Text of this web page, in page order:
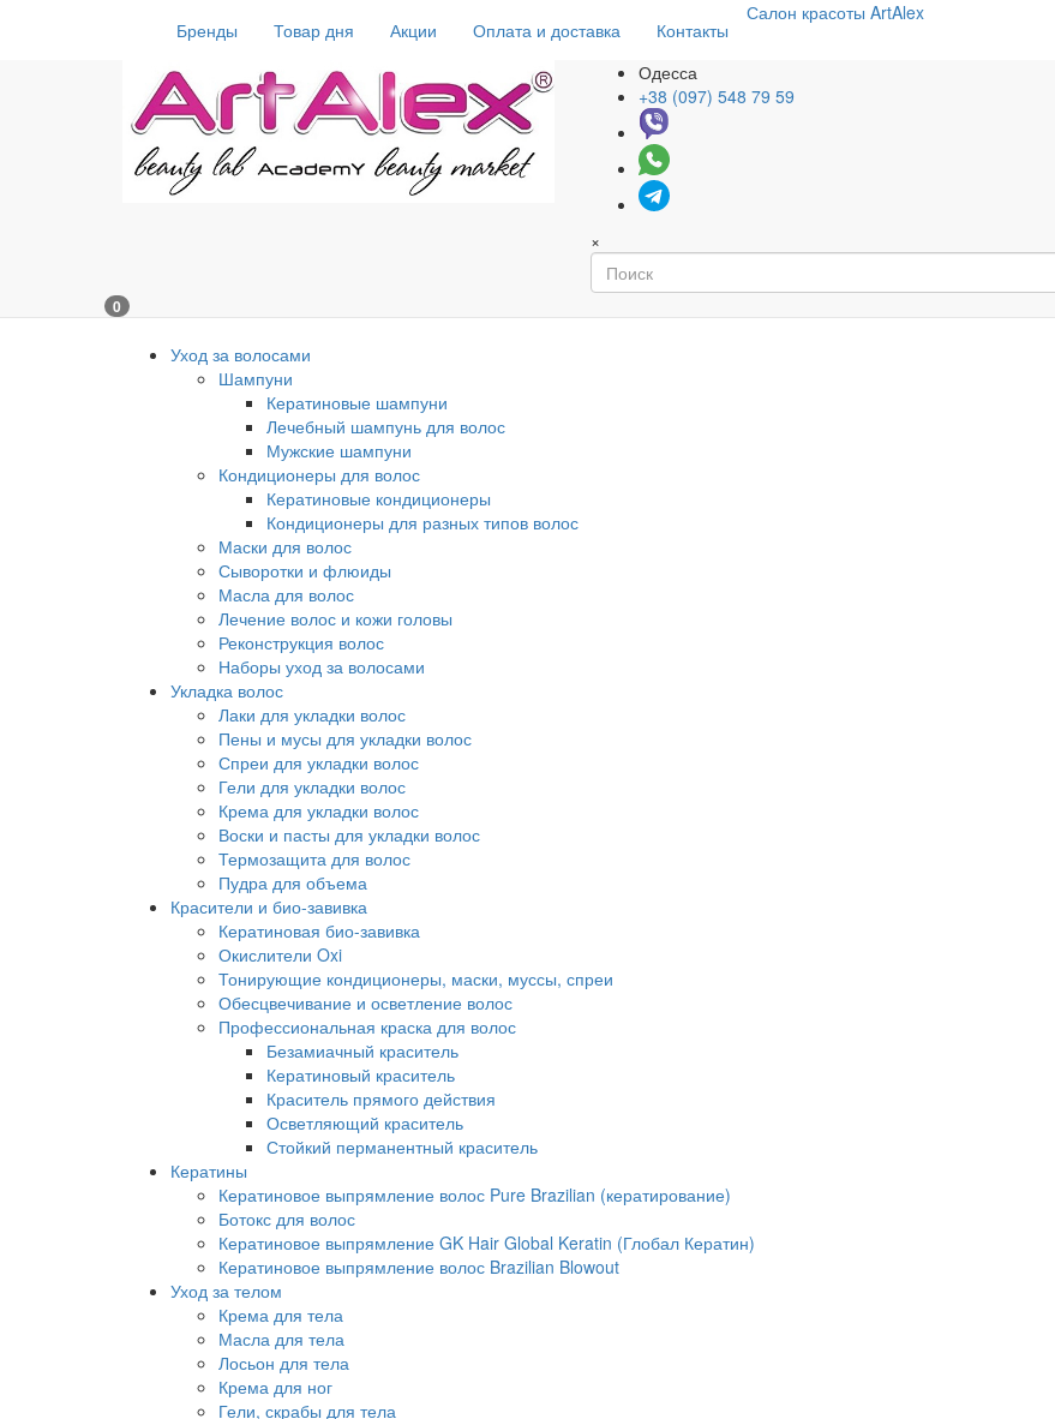
Бренды Товар дня Акции Оплата и доставка Контакты
Салон красоты ArtAlex
Одесса
+38 (097) 548 79 59
×
0
Уход за волосами
Шампуни
Кератиновые шампуни
Лечебный шампунь для волос
Мужские шампуни
Кондиционеры для волос
Кератиновые кондиционеры
Кондиционеры для разных типов волос
Маски для волос
Сыворотки и флюиды
Масла для волос
Лечение волос и кожи головы
Реконструкция волос
Наборы уход за волосами
Укладка волос
Лаки для укладки волос
Пены и мусы для укладки волос
Спреи для укладки волос
Гели для укладки волос
Крема для укладки волос
Воски и пасты для укладки волос
Термозащита для волос
Пудра для объема
Красители и био-завивка
Кератиновая био-завивка
Окислители Oxi
Тонирующие кондиционеры, маски, муссы, спреи
Обесцвечивание и осветление волос
Профессиональная краска для волос
Безамиачный краситель
Кератиновый краситель
Краситель прямого действия
Осветляющий краситель
Стойкий перманентный краситель
Кератины
Кератиновое выпрямление волос Pure Brazilian (кератирование)
Ботокс для волос
Кератиновое выпрямление GK Hair Global Keratin (Глобал Кератин)
Кератиновое выпрямление волос Brazilian Blowout
Уход за телом
Крема для тела
Масла для тела
Лосьон для тела
Крема для ног
Гели, скрабы для тела